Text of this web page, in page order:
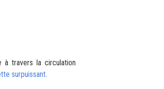
travers la circulation
surpuissant.